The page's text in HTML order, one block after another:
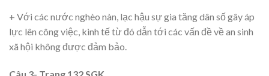
+ Với các nước nghèo nàn, lạc hậu sự gia tăng dân số gây áp
lực lên công việc, kinh tế từ đó dẫn tới các vấn đề về an sinh
xã hội không được đảm bảo.